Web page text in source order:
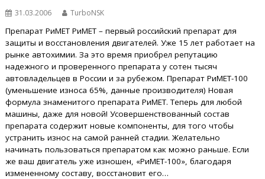
31.03.2006 TurboNSK
Препарат РиМЕТ РиМЕТ – первый российский препарат для
защиты и восстановления двигателей. Уже 15 лет работает на
рынке автохимии. За это время приобрел репутацию
надежного и проверенного препарата у сотен тысяч
автовладельцев в России и за рубежом. Препарат РиМЕТ-100
(уменьшение износа 65%, данные производителя) Новая
формула знаменитого препарата РиМЕТ. Теперь для любой
машины, даже для новой! Усовершенствованный состав
препарата содержит новые компоненты, для того чтобы
устранить износ на самой ранней стадии. Желательно
начинать пользоваться препаратом как можно раньше. Если
же ваш двигатель уже изношен, «РиМЕТ-100», благодаря
измененному составу, восстановит его…